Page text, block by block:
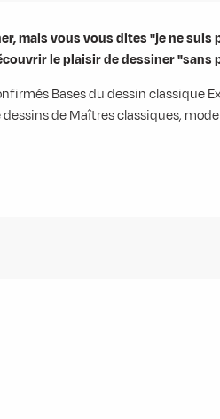
mais vous vous dites "je ne suis
le plaisir de dessiner "sans
Bases du dessin classique
de Maîtres classiques,